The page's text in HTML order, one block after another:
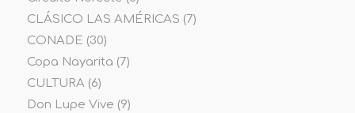
CLÁSICO LAS AMÉRICAS (7)
CONADE (30)
Copa Nayarita (7)
CULTURA(6)
Don Lupe Vive (9)